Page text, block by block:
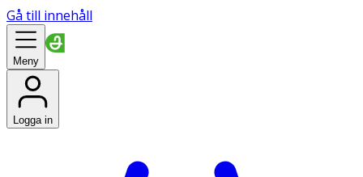
Gå till innehåll
Meny
Logga in